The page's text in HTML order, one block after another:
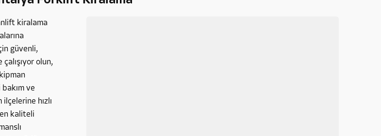
kiralama
güvenli,
olun,
ve
hızlı
kaliteli